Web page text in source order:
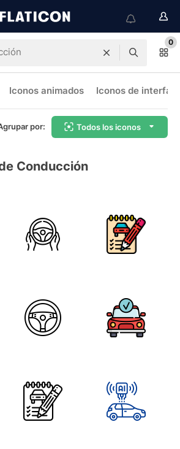
0
Iconos animados Iconos de interfaz
por: Todos los iconos
Conducción